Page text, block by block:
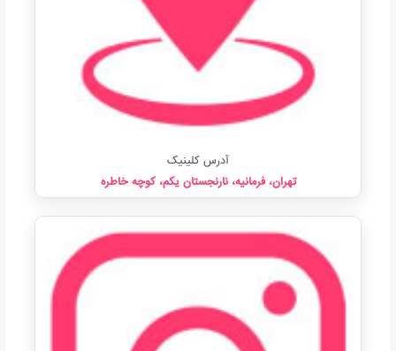
آدرس کلینیک
تهران، فرمانیه، نارنجستان یکم، کوچه خاطره